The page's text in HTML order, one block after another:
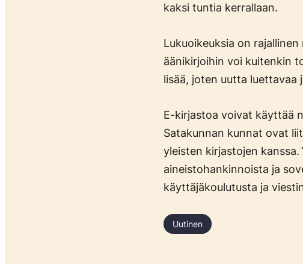
kaksi tuntia kerrallaan.
Lukuoikeuksia on
äänikirjoihin voi kuitenkin
lisää, joten uutta luettavaa
E-kirjastoa voivat käyttää
Satakunnan kunnat ovat
yleisten kirjastojen
aineistohankinnoista ja
käyttäjäkoulutusta ja
Uutinen